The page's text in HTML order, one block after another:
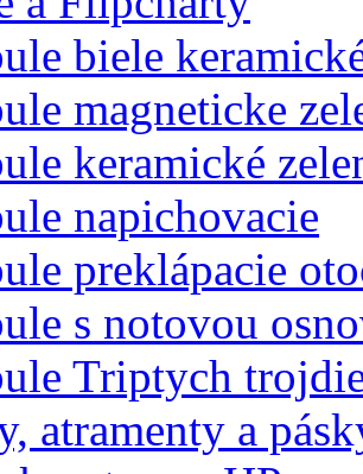
biele
magneticke
keramické
napichovacie
preklápacie
s notovou
Triptych
atramenty a